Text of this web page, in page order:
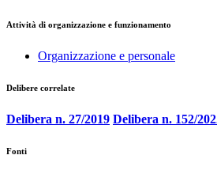
Attività di organizzazione e funzionamento
Organizzazione e personale
Delibere correlate
Delibera n. 27/2019 Delibera n. 152/
Fonti